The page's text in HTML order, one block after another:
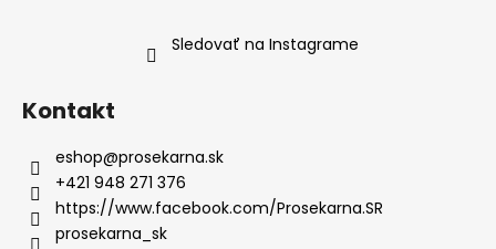
Sledovať na Instagrame
Kontakt
eshop@prosekarna.sk
+421 948 271 376
https://www.facebook.com/Prosekarna.SR
prosekarna_sk